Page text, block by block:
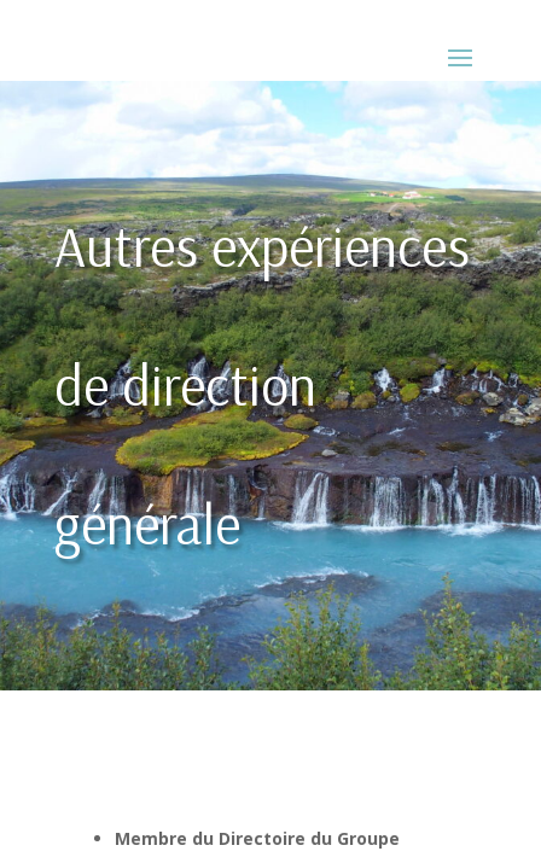
Autres expériences
de direction
générale
Membre du Directoire du Groupe